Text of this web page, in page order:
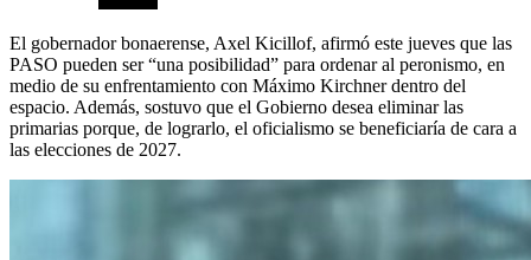
El gobernador bonaerense, Axel Kicillof, afirmó este jueves que las
PASO pueden ser “una posibilidad” para ordenar al peronismo, en
medio de su enfrentamiento con Máximo Kirchner dentro del
espacio. Además, sostuvo que el Gobierno desea eliminar las
primarias porque, de lograrlo, el oficialismo se beneficiaría de cara a
las elecciones de 2027.